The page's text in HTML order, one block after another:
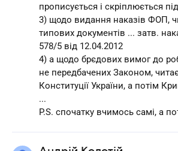
прописується і скріплюється
3) щодо видання наказів ФОП,
типових документів ... затв.
578/5 від 12.04.2012
4) а щодо брєдових вимог до
не передбачених Законом,
Конституції України, а потім
...
P.S. спочатку вчимось самі, а